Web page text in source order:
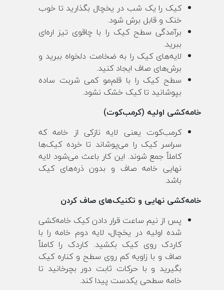
کیک را یک شب در یخچال بگذارید تا خوب
خنک و قابل برش شود.
برآمدگی سطح کیک را با چاقوی تیز اره‌ای
ببرید.
لایه‌های کیک را به ضخامت دلخواه ببرید و
برش‌های صاف ایجاد کنید.
سطح کیک را با قلم‌مو کمی شربت ساده
بپوشانید تا کیک خشک نشود.
خامه‌کشی اولیه (کرمب‌کوت)
کرمب‌کوت یعنی لایه نازکی از خامه که
سراسر کیک را می‌پوشاند تا خرده کیک‌ها
کاملاً جمع شوند. این کار باعث می‌شود لایه
نهایی خامه صاف و بدون ذره‌های کیک
باشد.
خامه‌کشی نهایی و تکنیک‌های صاف کردن
پس از نیم ساعت قرار دادن کیک خامه‌کشی
شده اولیه در یخچال، لایه دوم خامه را با
کاردک روی کیک بکشید. کاردک را کاملاً
صاف و با زاویه کم روی سطح و کناره کیک
بگیرید و با حرکات ثابت دور بچرخانید تا
خامه سطحی یکدست پیدا کند.